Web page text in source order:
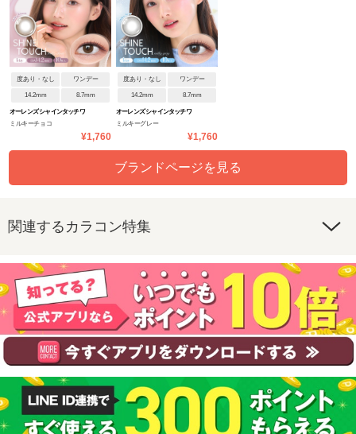
度あり・なし ワンデー
14.2mm 8.7mm
オーレンズ シャインタッチワ
ミルキーチョコ
¥1,760
度あり・なし ワンデー
14.2mm 8.7mm
オーレンズ シャインタッチワ
ミルキーグレー
¥1,760
ブランドページを見る
関連するカラコン特集